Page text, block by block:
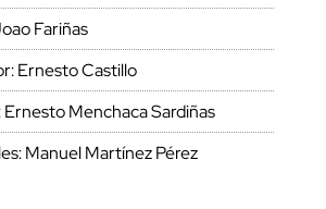
Fariñas
Ernesto Castillo
Menchaca Sardiñas
Manuel Martínez Pérez